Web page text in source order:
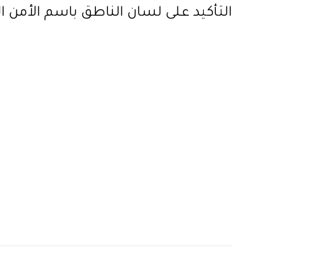
التأكيد على لسان الناطق باسم